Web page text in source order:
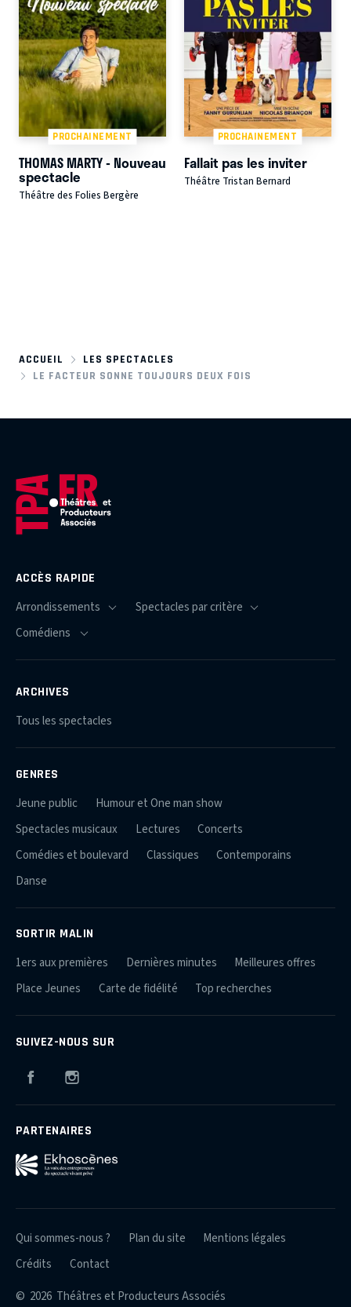
PROCHAINEMENT
THOMAS MARTY - Nouveau
spectacle
Théâtre des Folies Bergère
PROCHAINEMENT
Fallait pas les inviter
Théâtre Tristan Bernard
ACCUEIL
LES SPECTACLES
LE FACTEUR SONNE TOUJOURS DEUX FOIS
ACCÈS RAPIDE
ARCHIVES
Tous les spectacles
GENRES
Jeune public
Humour et One man show
Spectacles musicaux
Lectures
Concerts
Comédies et boulevard
Classiques
Contemporains
Danse
SORTIR MALIN
1ers aux premières Dernières minutes
Meilleures offres
Place Jeunes
Carte de fidélité Top recherches
SUIVEZ-NOUS SUR
Facebook
PARTENAIRES
© 2026 Théâtres et Producteurs Associés
Qui sommes-nous ? Plan du site
Mentions légales
Crédits
Contact